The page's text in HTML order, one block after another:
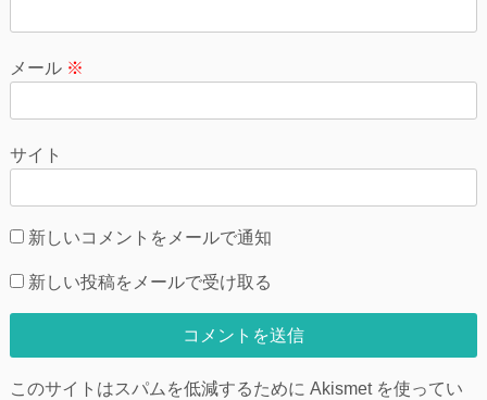
メール ※
サイト
新しいコメントをメールで通知
新しい投稿をメールで受け取る
このサイトはスパムを低減するために Akismet を使ってい